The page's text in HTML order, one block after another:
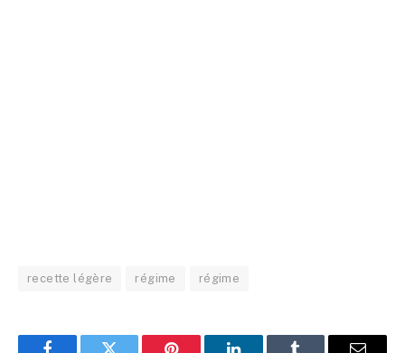
recette légère régime régime